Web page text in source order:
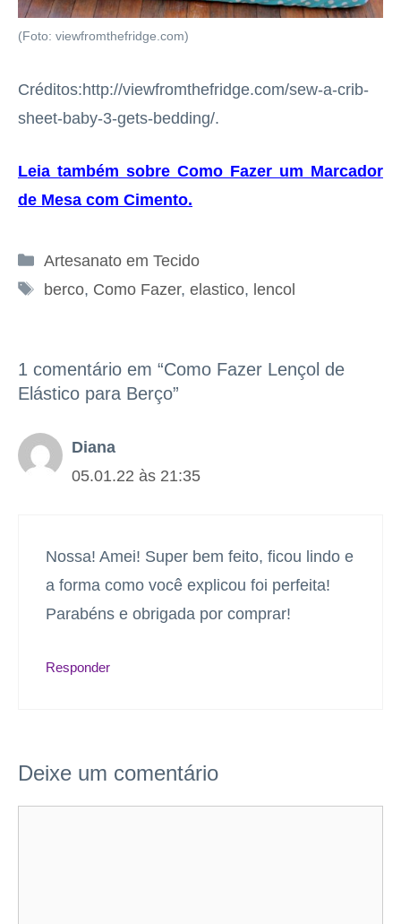
(Foto: viewfromthefridge.com)
Créditos:http://viewfromthefridge.com/sew-a-crib-
sheet-baby-3-gets-bedding/.
Leia também sobre Como Fazer um Marcador
de Mesa com Cimento.
Categorias
Artesanato em Tecido
Tags
berco, Como Fazer, elastico, lencol
1 comentário em “Como Fazer Lençol de
Elástico para Berço”
Diana
05.01.22 às 21:35
Nossa! Amei! Super bem feito, ficou lindo e
a forma como você explicou foi perfeita!
Parabéns e obrigada por comprar!
Responder
Deixe um comentário